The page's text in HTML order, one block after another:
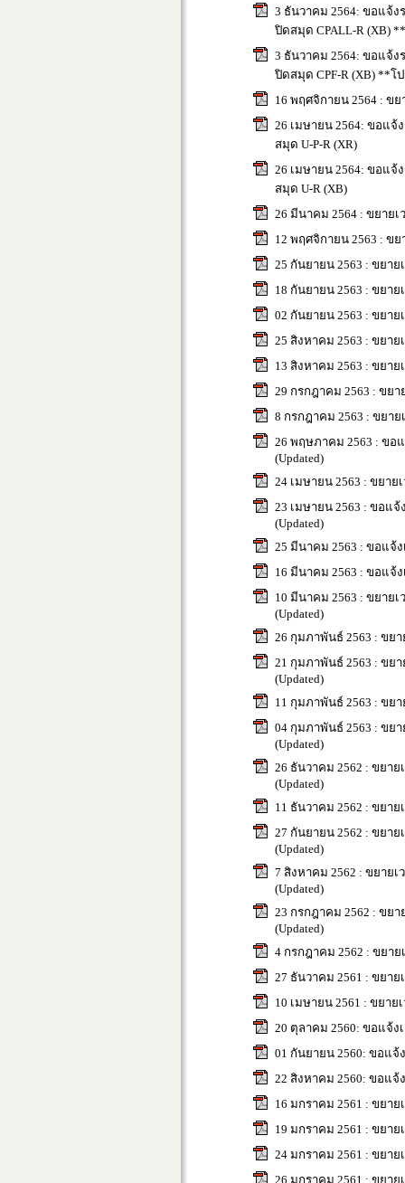
3 ธันวาคม 2564: ขอแจ้ง
ปิดสมุด CPALL-R (XB)
3 ธันวาคม 2564: ขอแจ้ง
ปิดสมุด CPF-R (XB) **
16 พฤศจิกายน 2564 : ข
26 เมษายน 2564: ขอแจ้
สมุด U-P-R (XR)
26 เมษายน 2564: ขอแจ้
สมุด U-R (XB)
26 มีนาคม 2564 : ขยาย
12 พฤศจิกายน 2563 : ข
25 กันยายน 2563 : ขยา
18 กันยายน 2563 : ขยา
02 กันยายน 2563 : ขยา
25 สิงหาคม 2563 : ขยา
13 สิงหาคม 2563 : ขยา
29 กรกฎาคม 2563 : ขย
8 กรกฎาคม 2563 : ขยา
26 พฤษภาคม 2563 : ขอ
(Updated)
24 เมษายน 2563 : ขยา
23 เมษายน 2563 : ขอแ
(Updated)
25 มีนาคม 2563 : ขอแจ้
16 มีนาคม 2563 : ขอแจ้
10 มีนาคม 2563 : ขยาย
(Updated)
26 กุมภาพันธ์ 2563 : ขย
21 กุมภาพันธ์ 2563 : ขย
(Updated)
11 กุมภาพันธ์ 2563 : ขย
04 กุมภาพันธ์ 2563 : ขย
(Updated)
26 ธันวาคม 2562 : ขยา
(Updated)
11 ธันวาคม 2562 : ขยา
27 กันยายน 2562 : ขยา
(Updated)
7 สิงหาคม 2562 : ขยาย
(Updated)
23 กรกฎาคม 2562 : ขย
(Updated)
4 กรกฎาคม 2562 : ขยา
27 ธันวาคม 2561 : ขยา
10 เมษายน 2561 : ขยา
20 ตุลาคม 2560: ขอแจ้
01 กันยายน 2560: ขอแจ้
22 สิงหาคม 2560: ขอแ
16 มกราคม 2561 : ขยา
19 มกราคม 2561 : ขยา
24 มกราคม 2561 : ขยา
26 มกราคม 2561 : ขยา